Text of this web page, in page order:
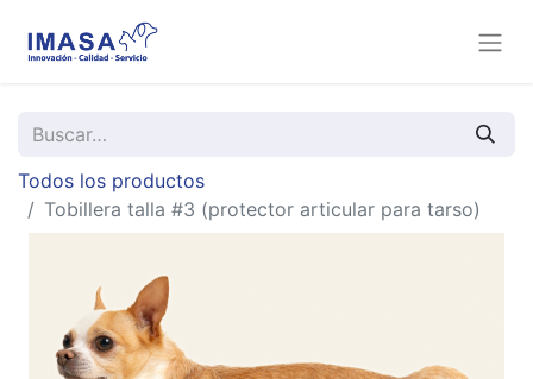
Todos los productos
Tobillera talla #3 (protector articular para tarso)